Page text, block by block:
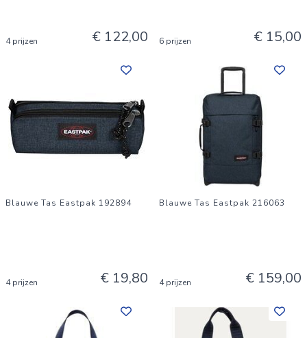
4 prijzen € 122,00 6 prijzen € 15,00
Blauwe Tas Eastpak 192894
4 prijzen € 19,80
Blauwe Tas Eastpak 216063
4 prijzen € 159,00